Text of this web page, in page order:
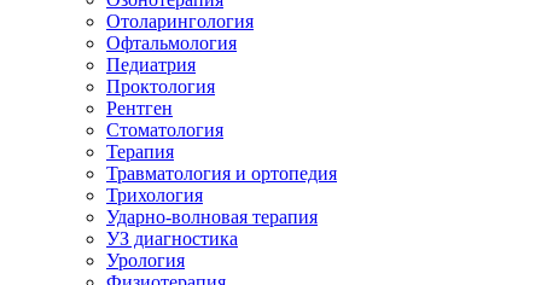
Отоларингология
Офтальмология
Педиатрия
Проктология
Рентген
Стоматология
Терапия
Травматология и ортопедия
Трихология
Ударно-волновая терапия
УЗ диагностика
Урология